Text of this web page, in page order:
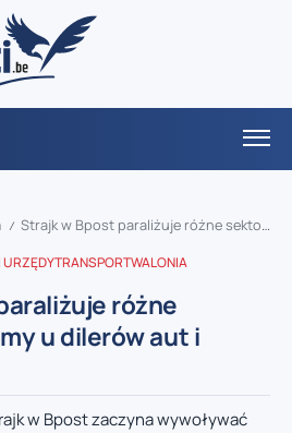
/ Strajk w Bpost paraliżuje różne sektory: problemy u dilerów aut i komorników
URZĘDYTRANSPORTWALONIA
różne
u dilerów aut i
w Bpost zaczyna wywoływać